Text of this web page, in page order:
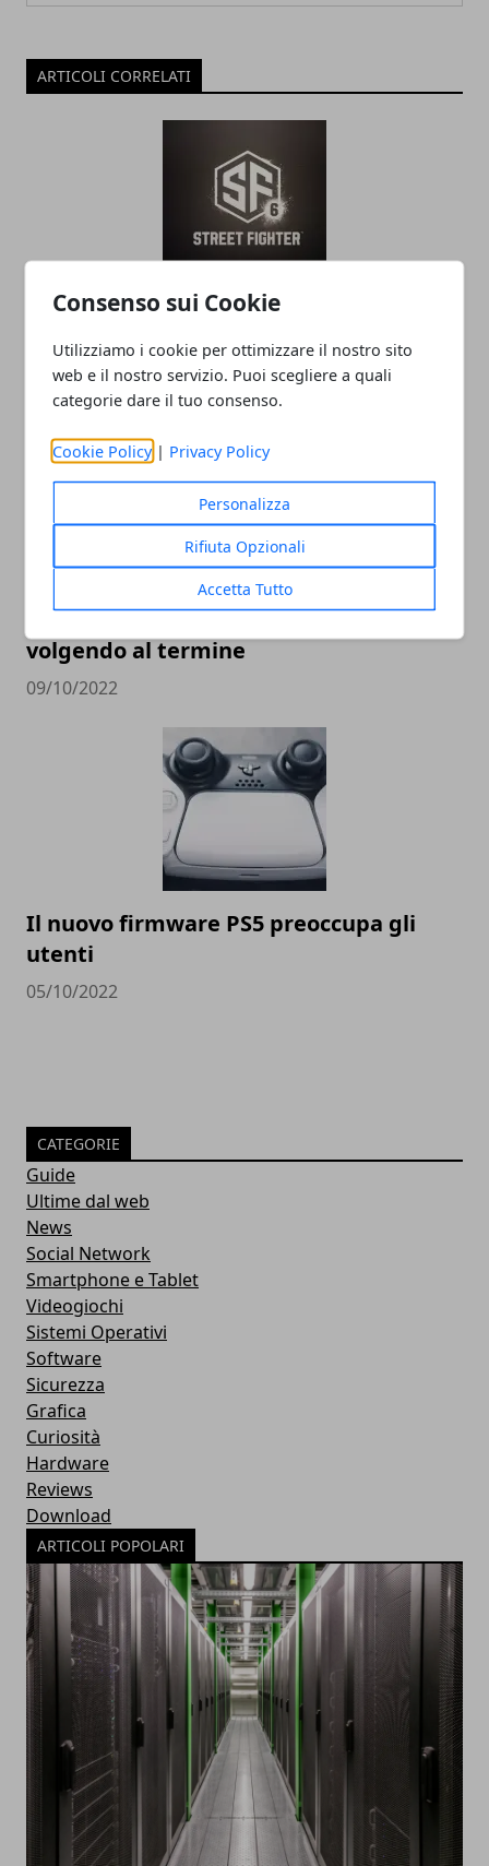
Consenso sui Cookie
Utilizziamo i cookie per ottimizzare il nostro sito
web e il nostro servizio. Puoi scegliere a quali
categorie dare il tuo consenso.
Cookie Policy | Privacy Policy
Personalizza
Rifiuta Opzionali
Accetta Tutto
ARTICOLI CORRELATI
L'editor di Street Fighter 6 crea
personaggi da incubo
09/10/2022
Xbox Series X e Playstation 5 stanno già
volgendo al termine
09/10/2022
Il nuovo firmware PS5 preoccupa gli
utenti
05/10/2022
CATEGORIE
Guide
Ultime dal web
News
Social Network
Smartphone e Tablet
Videogiochi
Sistemi Operativi
Software
Sicurezza
Grafica
Curiosità
Hardware
Reviews
Download
ARTICOLI POPOLARI